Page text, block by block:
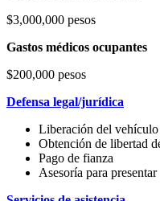
$3,000,000 pesos
Gastos médicos ocupantes
$200,000 pesos
Defensa legal/jurídica
Liberación del vehículo
Obtención de libertad
Pago de fianza
Asesoría para